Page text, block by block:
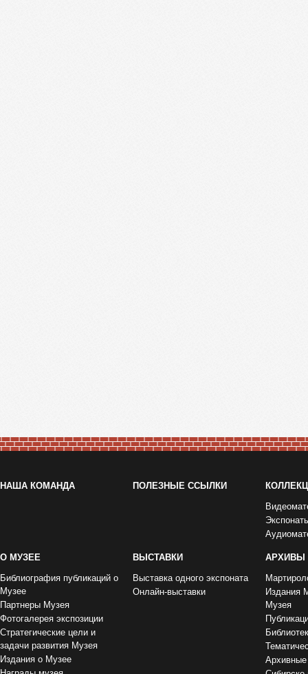
НАША КОМАНДА ПОЛЕЗНЫЕ ССЫЛКИ
О МУЗЕЕ
Библиография публикаций о
Музее
Партнеры Музея
Фотогалерея экспозиции
Стратегические цели и
задачи развития Музея
Издания о Музее
ВЫСТАВКИ
Выставка одного экспоната
Онлайн-выставки
АРХИВЫ
Издания
Музея